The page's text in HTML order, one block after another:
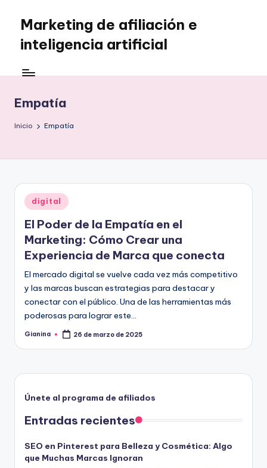
Saltar
contenido
Marketing de afiliación e
inteligencia artificial
Empatía
Inicio Empatía
Publicado
en
digital
El Poder de la Empatía en el
Marketing: Cómo Crear una
Experiencia de Marca que conecta
El mercado digital se vuelve cada vez más competitivo
y las marcas buscan estrategias para destacar y
conectar con el público. Una de las herramientas más
poderosas para lograr este…
Publicado
Gianina 26 de marzo de 2025
Únete al programa de afiliados
Entradas recientes
SEO en Pinterest para Belleza y Cosmética: Algo
que Muchas Marcas Ignoran